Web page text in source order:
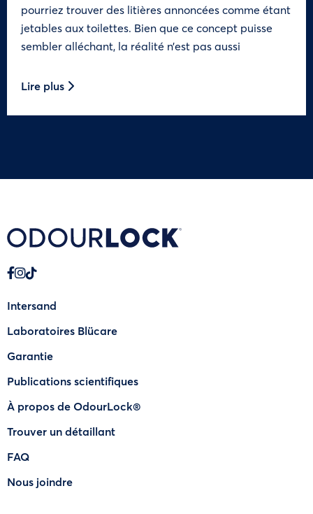
pourriez trouver des litières annoncées comme étant
jetables aux toilettes. Bien que ce concept puisse
sembler alléchant, la réalité n’est pas aussi
Lire plus
Intersand
Laboratoires Blücare
Garantie
Publications scientifiques
À propos de OdourLock®
Trouver un détaillant
FAQ
Nous joindre